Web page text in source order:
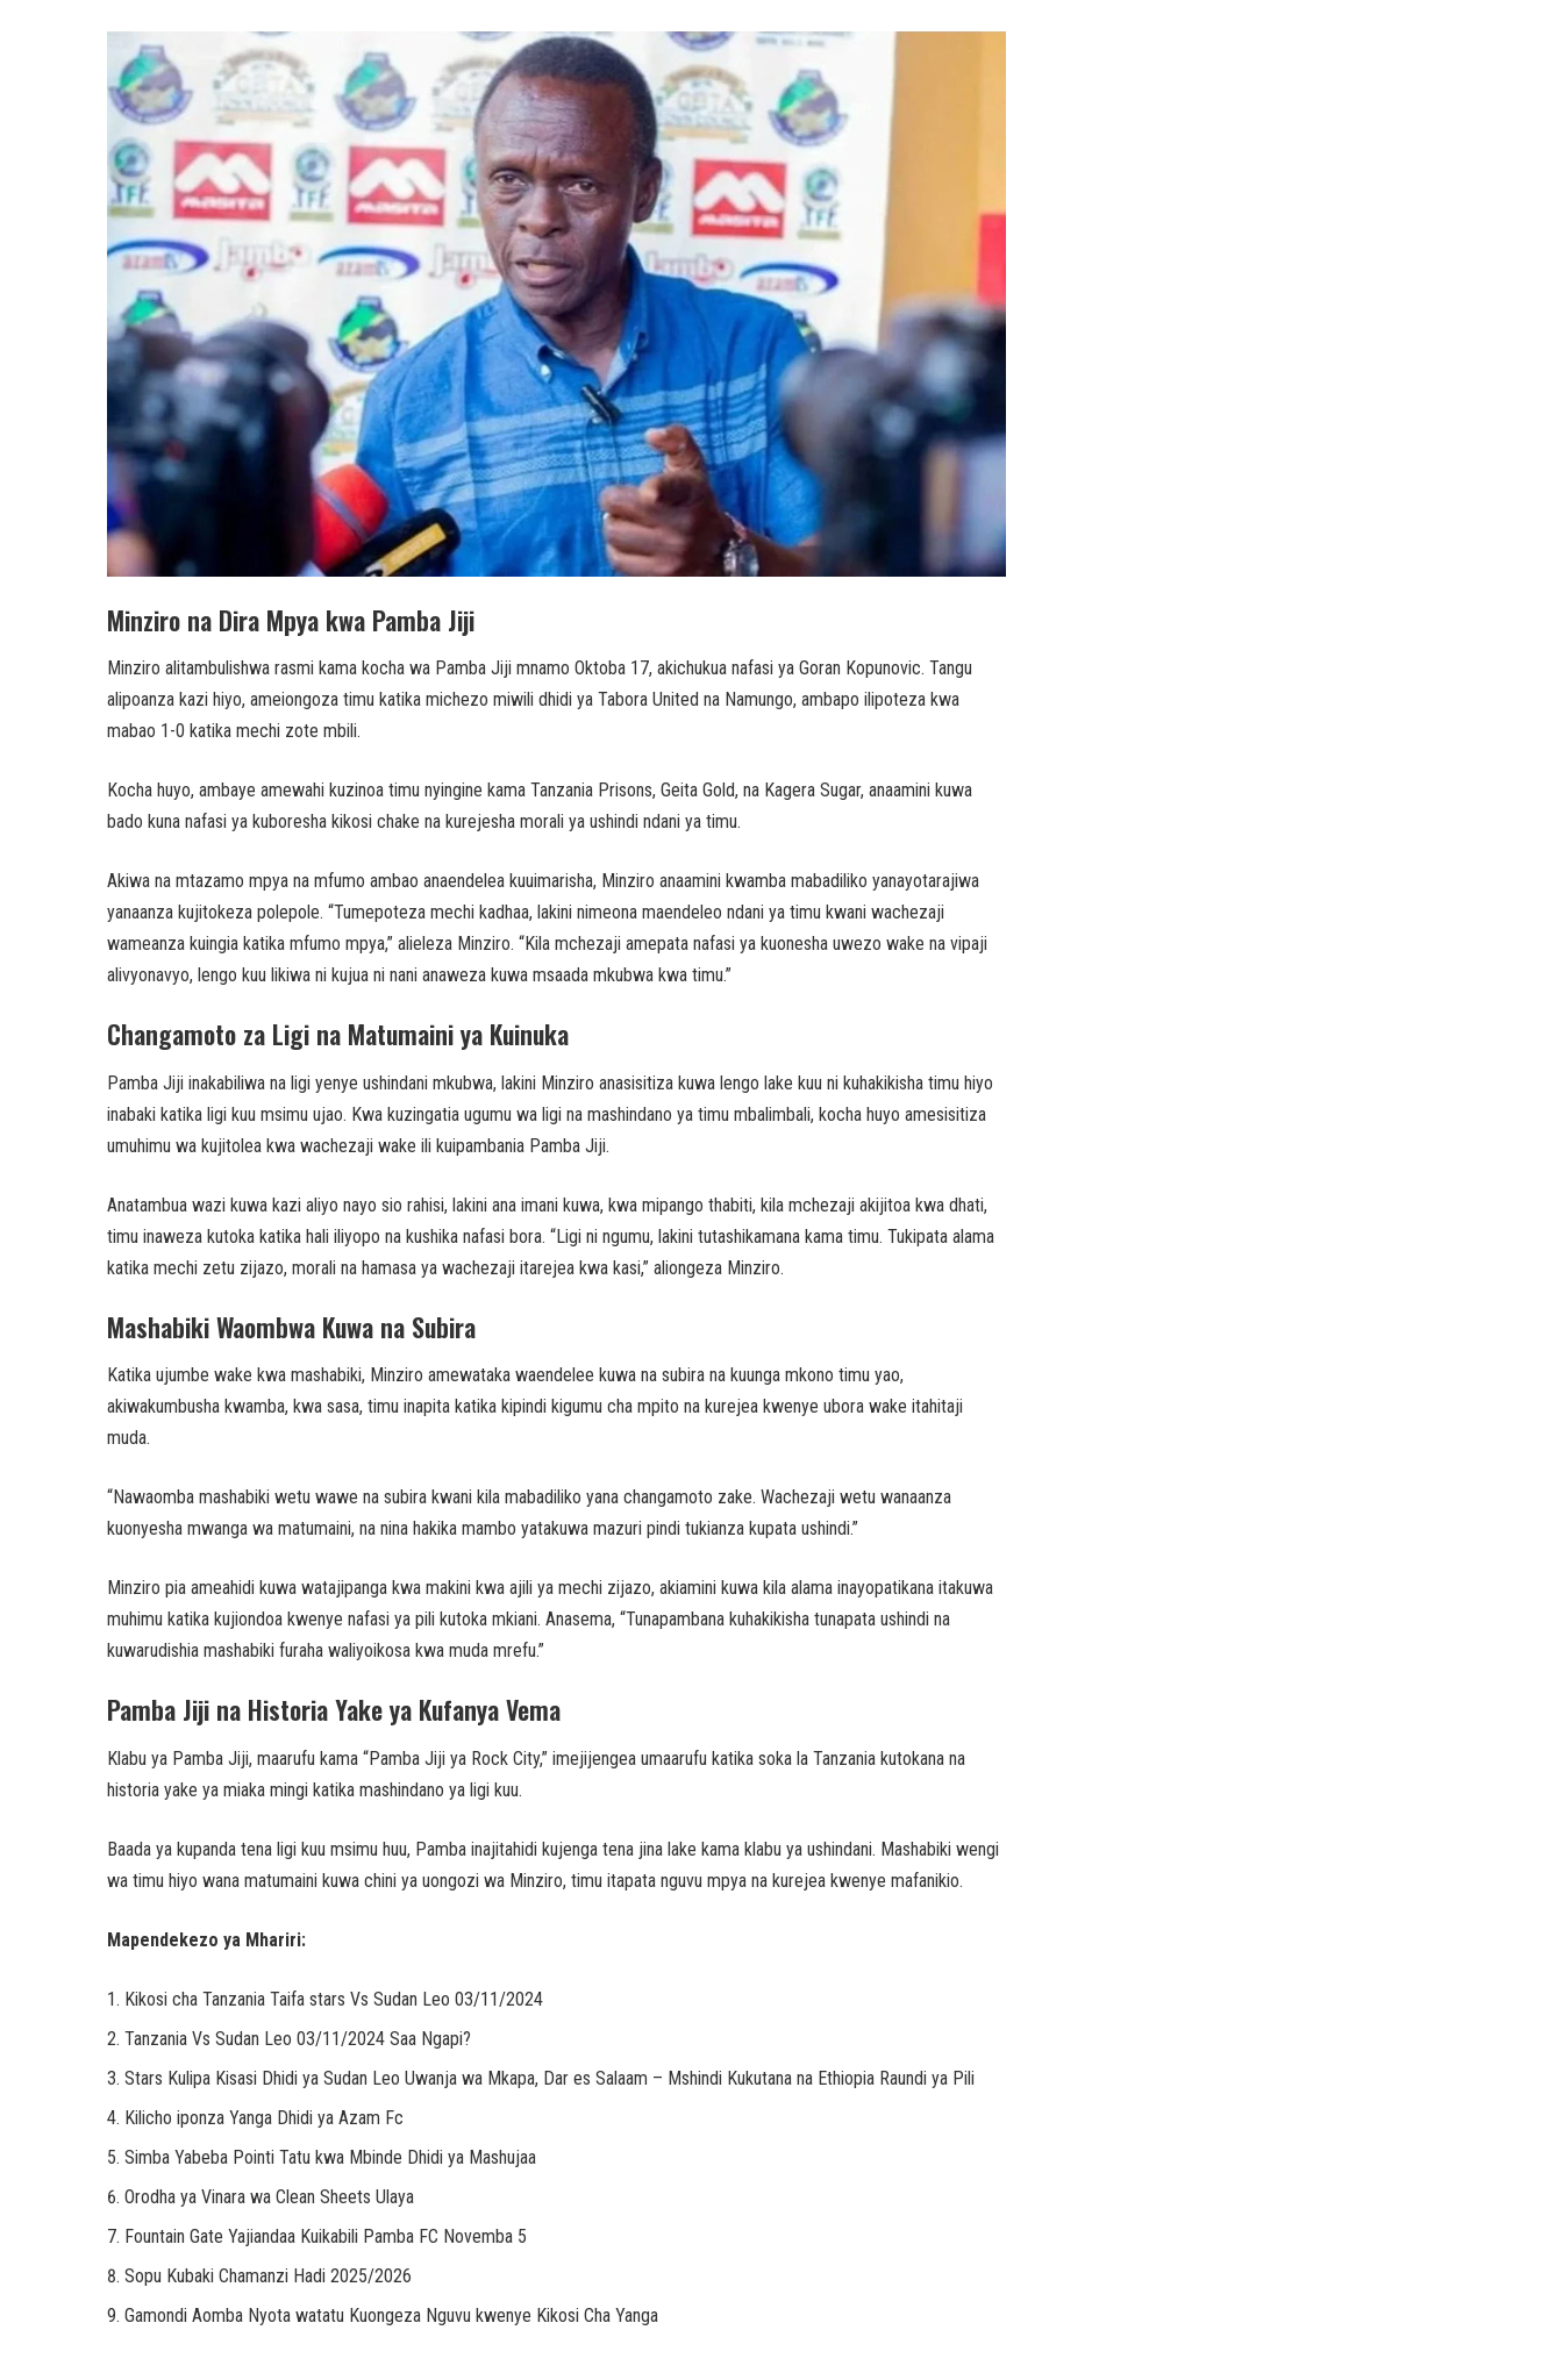
Minziro na Dira Mpya kwa Pamba Jiji
Minziro alitambulishwa rasmi kama kocha wa Pamba Jiji mnamo Oktoba 17, akichukua nafasi ya Goran Kopunovic. Tangu
alipoanza kazi hiyo, ameiongoza timu katika michezo miwili dhidi ya Tabora United na Namungo, ambapo ilipoteza kwa
mabao 1-0 katika mechi zote mbili.
Kocha huyo, ambaye amewahi kuzinoa timu nyingine kama Tanzania Prisons, Geita Gold, na Kagera Sugar, anaamini kuwa
bado kuna nafasi ya kuboresha kikosi chake na kurejesha morali ya ushindi ndani ya timu.
Akiwa na mtazamo mpya na mfumo ambao anaendelea kuuimarisha, Minziro anaamini kwamba mabadiliko yanayotarajiwa
yanaanza kujitokeza polepole. “Tumepoteza mechi kadhaa, lakini nimeona maendeleo ndani ya timu kwani wachezaji
wameanza kuingia katika mfumo mpya,” alieleza Minziro. “Kila mchezaji amepata nafasi ya kuonesha uwezo wake na vipaji
alivyonavyo, lengo kuu likiwa ni kujua ni nani anaweza kuwa msaada mkubwa kwa timu.”
Changamoto za Ligi na Matumaini ya Kuinuka
Pamba Jiji inakabiliwa na ligi yenye ushindani mkubwa, lakini Minziro anasisitiza kuwa lengo lake kuu ni kuhakikisha timu hiyo
inabaki katika ligi kuu msimu ujao. Kwa kuzingatia ugumu wa ligi na mashindano ya timu mbalimbali, kocha huyo amesisitiza
umuhimu wa kujitolea kwa wachezaji wake ili kuipambania Pamba Jiji.
Anatambua wazi kuwa kazi aliyo nayo sio rahisi, lakini ana imani kuwa, kwa mipango thabiti, kila mchezaji akijitoa kwa dhati,
timu inaweza kutoka katika hali iliyopo na kushika nafasi bora. “Ligi ni ngumu, lakini tutashikamana kama timu. Tukipata alama
katika mechi zetu zijazo, morali na hamasa ya wachezaji itarejea kwa kasi,” aliongeza Minziro.
Mashabiki Waombwa Kuwa na Subira
Katika ujumbe wake kwa mashabiki, Minziro amewataka waendelee kuwa na subira na kuunga mkono timu yao,
akiwakumbusha kwamba, kwa sasa, timu inapita katika kipindi kigumu cha mpito na kurejea kwenye ubora wake itahitaji
muda.
“Nawaomba mashabiki wetu wawe na subira kwani kila mabadiliko yana changamoto zake. Wachezaji wetu wanaanza
kuonyesha mwanga wa matumaini, na nina hakika mambo yatakuwa mazuri pindi tukianza kupata ushindi.”
Minziro pia ameahidi kuwa watajipanga kwa makini kwa ajili ya mechi zijazo, akiamini kuwa kila alama inayopatikana itakuwa
muhimu katika kujiondoa kwenye nafasi ya pili kutoka mkiani. Anasema, “Tunapambana kuhakikisha tunapata ushindi na
kuwarudishia mashabiki furaha waliyoikosa kwa muda mrefu.”
Pamba Jiji na Historia Yake ya Kufanya Vema
Klabu ya Pamba Jiji, maarufu kama “Pamba Jiji ya Rock City,” imejijengea umaarufu katika soka la Tanzania kutokana na
historia yake ya miaka mingi katika mashindano ya ligi kuu.
Baada ya kupanda tena ligi kuu msimu huu, Pamba inajitahidi kujenga tena jina lake kama klabu ya ushindani. Mashabiki wengi
wa timu hiyo wana matumaini kuwa chini ya uongozi wa Minziro, timu itapata nguvu mpya na kurejea kwenye mafanikio.
Mapendekezo ya Mhariri:
Kikosi cha Tanzania Taifa stars Vs Sudan Leo 03/11/2024
Tanzania Vs Sudan Leo 03/11/2024 Saa Ngapi?
Stars Kulipa Kisasi Dhidi ya Sudan Leo Uwanja wa Mkapa, Dar es Salaam – Mshindi Kukutana na Ethiopia Raundi ya Pili
Kilicho iponza Yanga Dhidi ya Azam Fc
Simba Yabeba Pointi Tatu kwa Mbinde Dhidi ya Mashujaa
Orodha ya Vinara wa Clean Sheets Ulaya
Fountain Gate Yajiandaa Kuikabili Pamba FC Novemba 5
Sopu Kubaki Chamanzi Hadi 2025/2026
Gamondi Aomba Nyota watatu Kuongeza Nguvu kwenye Kikosi Cha Yanga